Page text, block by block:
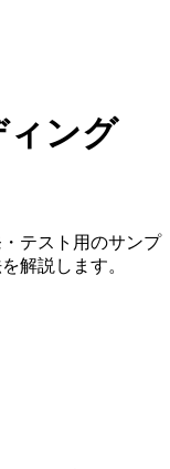
ィング
テスト用のサンプ
解説します。